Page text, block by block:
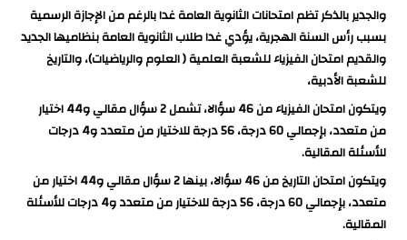
والجدير بالذكر تظم امتحانات الثانوية العامة غدا بالرغم من الإجازة الرسمية
بسبب رأس السنة الهجرية، يؤدي غدا طلاب الثانوية العامة بنظاميها الجديد
والقديم امتحان الفيزياء للشعبة العلمية ( العلوم والرياضيات)، والتاريخ
للشعبة الأدبية،
ويتكون امتحان الفيزياء من 46 سؤالا، تشمل 2 سؤال مقالي و44 اختيار
من متعدد، بإجمالي 60 درجة، 56 درجة للاختيار من متعدد و4 درجات
للأسئلة المقالية.
ويتكون امتحان التاريخ من 46 سؤالا، بينها 2 سؤال مقالي و44 اختيار من
متعدد، بإجمالي 60 درجة، 56 درجة للاختيار من متعدد و4 درجات للأسئلة
المقالية.